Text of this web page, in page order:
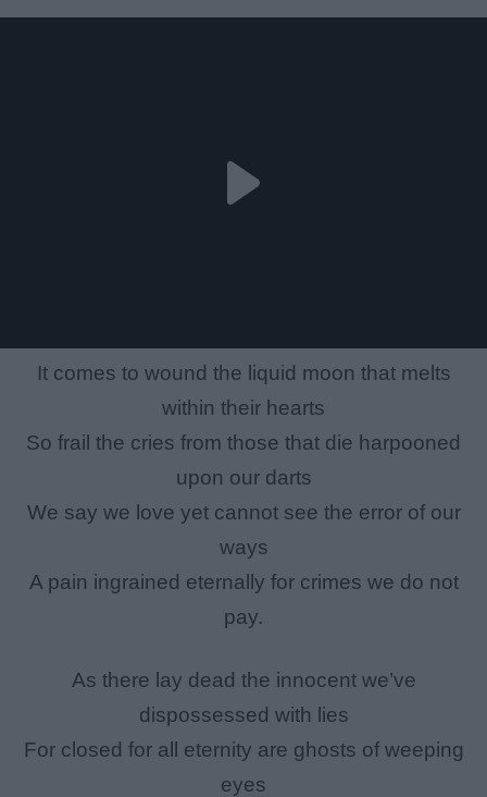
It comes to wound the liquid moon that melts
within their hearts
So frail the cries from those that die harpooned
upon our darts
We say we love yet cannot see the error of our
ways
A pain ingrained eternally for crimes we do not
pay.
As there lay dead the innocent we’ve
dispossessed with lies
For closed for all eternity are ghosts of weeping
eyes